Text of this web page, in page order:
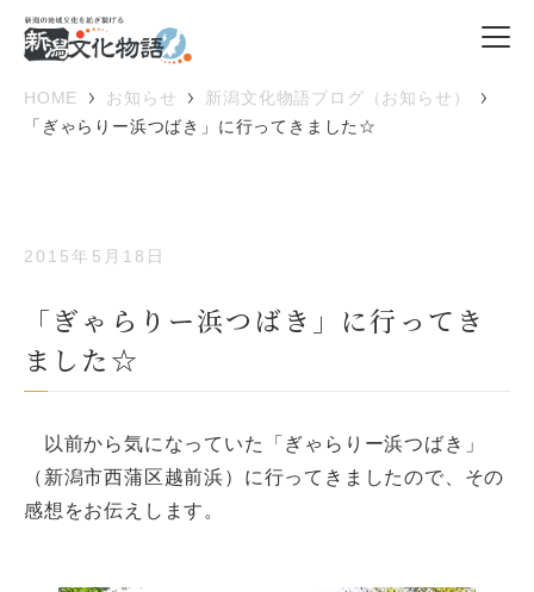
HOME お知らせ
新潟文化物語ブログ（お知らせ）
「ぎゃらりー浜つばき」に行ってきました☆
2015年5月18日
「ぎゃらりー浜つばき」に行ってき
ました☆
以前から気になっていた「ぎゃらりー浜つばき」
（新潟市西蒲区越前浜）に行ってきましたので、その
感想をお伝えします。